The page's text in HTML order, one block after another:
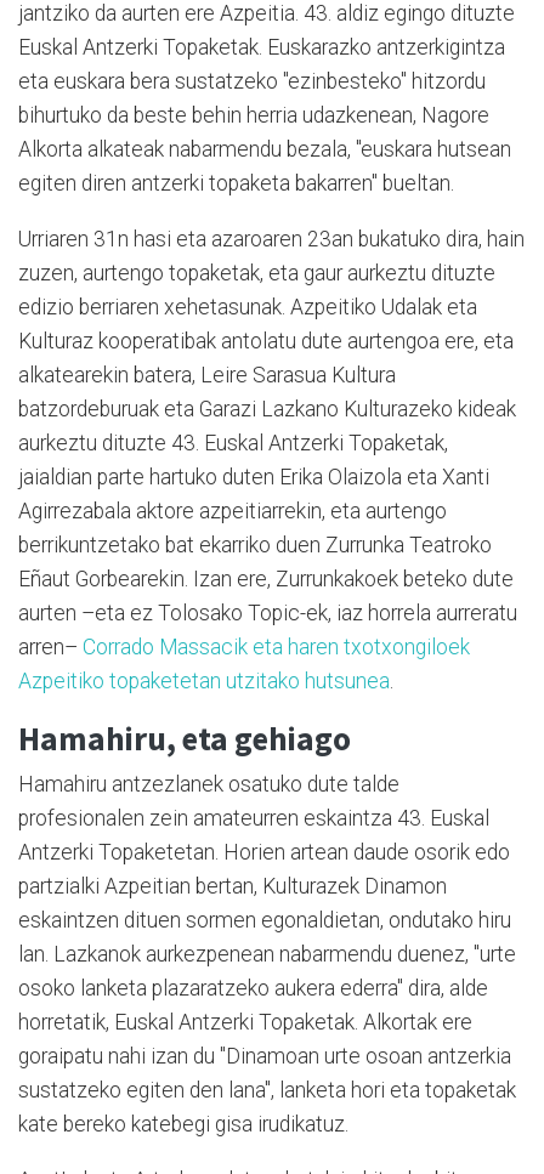
jantziko da aurten ere Azpeitia. 43. aldiz egingo dituzte
Euskal Antzerki Topaketak. Euskarazko antzerkigintza
eta euskara bera sustatzeko "ezinbesteko" hitzordu
bihurtuko da beste behin herria udazkenean, Nagore
Alkorta alkateak nabarmendu bezala, "euskara hutsean
egiten diren antzerki topaketa bakarren" bueltan.
Urriaren 31n hasi eta azaroaren 23an bukatuko dira, hain
zuzen, aurtengo topaketak, eta gaur aurkeztu dituzte
edizio berriaren xehetasunak. Azpeitiko Udalak eta
Kulturaz kooperatibak antolatu dute aurtengoa ere, eta
alkatearekin batera, Leire Sarasua Kultura
batzordeburuak eta Garazi Lazkano Kulturazeko kideak
aurkeztu dituzte 43. Euskal Antzerki Topaketak,
jaialdian parte hartuko duten Erika Olaizola eta Xanti
Agirrezabala aktore azpeitiarrekin, eta aurtengo
berrikuntzetako bat ekarriko duen Zurrunka Teatroko
Eñaut Gorbearekin. Izan ere, Zurrunkakoek beteko dute
aurten –eta ez Tolosako Topic-ek, iaz horrela aurreratu
arren– Corrado Massacik eta haren txotxongiloek
Azpeitiko topaketetan utzitako hutsunea
Hamahiru, eta gehiago
Hamahiru antzezlanek osatuko dute talde
profesionalen zein amateurren eskaintza 43. Euskal
Antzerki Topaketetan. Horien artean daude osorik edo
partzialki Azpeitian bertan, Kulturazek Dinamon
eskaintzen dituen sormen egonaldietan, ondutako hiru
lan. Lazkanok aurkezpenean nabarmendu duenez, "urte
osoko lanketa plazaratzeko aukera ederra" dira, alde
horretatik, Euskal Antzerki Topaketak. Alkortak ere
goraipatu nahi izan du "Dinamoan urte osoan antzerkia
sustatzeko egiten den lana", lanketa hori eta topaketak
kate bereko katebegi gisa irudikatuz.